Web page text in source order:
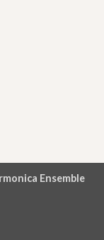
Ensemble